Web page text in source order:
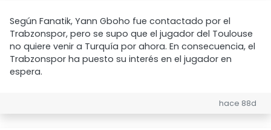
Según Fanatik, Yann Gboho fue contactado por el
Trabzonspor, pero se supo que el jugador del Toulouse
no quiere venir a Turquía por ahora. En consecuencia, el
Trabzonspor ha puesto su interés en el jugador en
espera.
hace 88d